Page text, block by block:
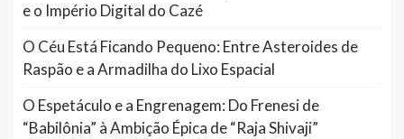
e o Império Digital do Cazé
O Céu Está Ficando Pequeno: Entre Asteroides de
Raspão e a Armadilha do Lixo Espacial
O Espetáculo e a Engrenagem: Do Frenesi de
“Babilônia” à Ambição Épica de “Raja Shivaji”